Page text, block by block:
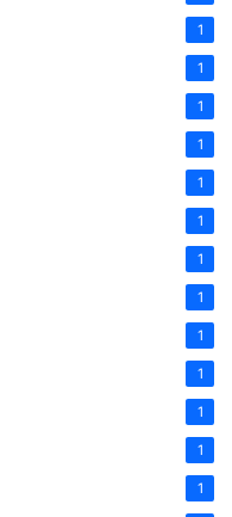
1
1
1
1
1
1
1
1
1
1
1
1
1